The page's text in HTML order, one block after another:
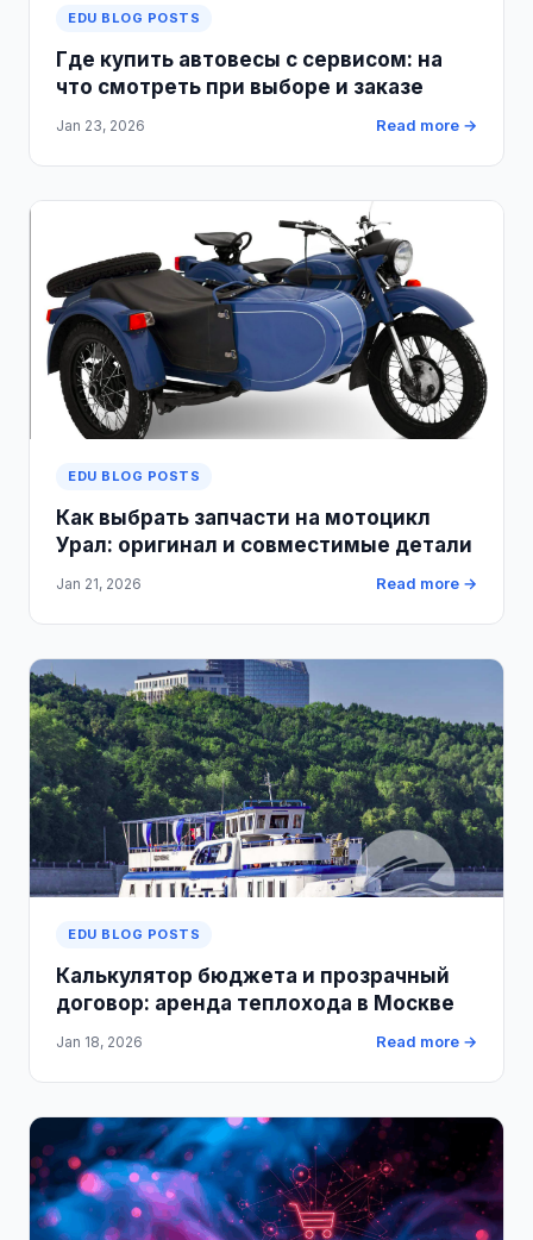
EDU BLOG POSTS
Где купить автовесы с сервисом: на
что смотреть при выборе и заказе
Jan 23, 2026 Read more →
EDU BLOG POSTS
Как выбрать запчасти на мотоцикл
Урал: оригинал и совместимые детали
Jan 21, 2026 Read more →
EDU BLOG POSTS
Калькулятор бюджета и прозрачный
договор: аренда теплохода в Москве
Jan 18, 2026 Read more →